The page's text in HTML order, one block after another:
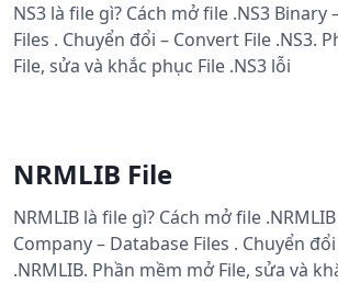
NS3 là file gì? Cách mở file .NS3 Binary
Files . Chuyển đổi – Convert File .NS3.
File, sửa và khắc phục File .NS3 lỗi
NRMLIB File
NRMLIB là file gì? Cách mở file
Company – Database Files . Chuyển
.NRMLIB. Phần mềm mở File, sửa và